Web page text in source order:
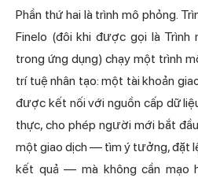
Phần thứ hai là trình mô phỏng.
Finelo (đôi khi được gọi là
trong ứng dụng) chạy một trình
trí tuệ nhân tạo: một tài khoản
được kết nối với nguồn cấp dữ
thực, cho phép người mới bắt
một giao dịch — tìm ý tưởng, đặt
kết quả — mà không cần mạo